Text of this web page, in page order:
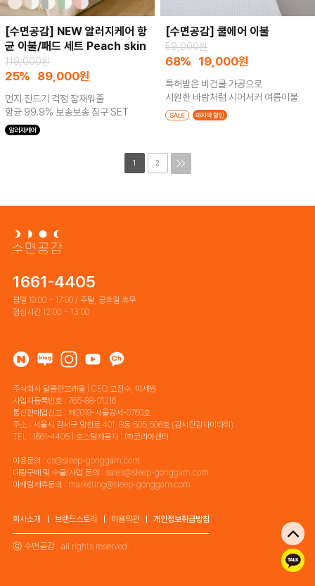
[수면공감] NEW 알러지케어 항
균 이불/패드 세트 Peach skin
119,000원
25% 89,000원
먼지·진드기 걱정 잠재워줄
항균 99.9% 보송보송 침구 SET
[수면공감] 쿨에어 이불
59,000원
68% 19,000원
특허받은 비건쿨 가공으로
시원한 바람처럼 시어서커 여름이불
1 2
1661-4405
평일 10:00 ~ 17:00 / 주말, 공휴일 휴무
점심시간 12:00 ~ 13:00
주식회사 달콤한고래들 | CEO 고진수, 이세원
사업자등록번호 : 765-88-01216
통신판매업신고 : 제2019-서울강서-0760호
주소 : 서울시 강서구 양천로 401, B동 505,506호 (강서한강자이타워)
TEL : 1661-4405 | 호스팅제공자 : ㈜코리아센터
이용문의 : cs@sleep-gonggam.com
대량구매 및 수출/사업 문의 : sales@sleep-gonggam.com
마케팅제휴문의 : marketing@sleep-gonggam.com
회사소개 브랜드스토리 이용약관 개인정보취급방침
ⓒ 수면공감 . all rights reserved.